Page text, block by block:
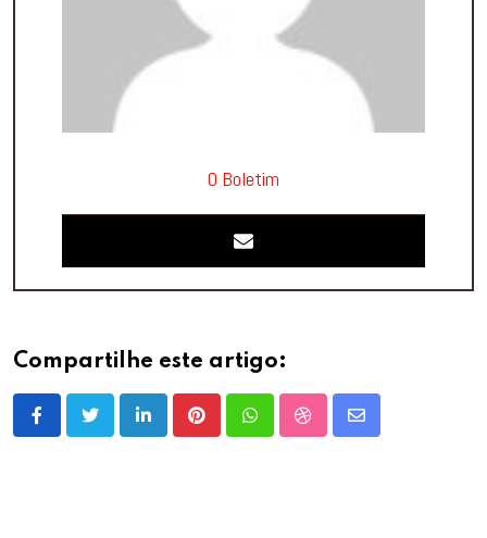
O Boletim
Compartilhe este artigo:
LinkedInPinterestWhatsappStumbleUpon
Share